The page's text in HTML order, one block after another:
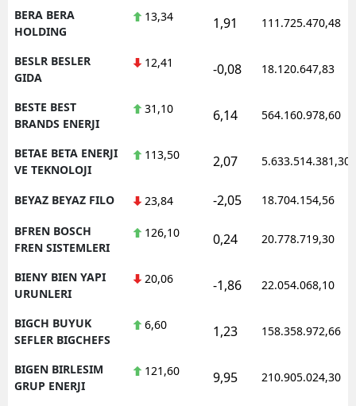
BERA BERA
HOLDING
13,34 1,91 111.725.470,48
BESLR BESLER
GIDA
12,41 -0,08 18.120.647,83
BESTE BEST
BRANDS ENERJI
31,10 6,14 564.160.978,60
BETAE BETA ENERJI
VE TEKNOLOJI
113,50 2,07 5.633.514.381,30
BEYAZ BEYAZ FILO 23,84 -2,05 18.704.154,56
BFREN BOSCH
FREN SISTEMLERI
126,10 0,24 20.778.719,30
BIENY BIEN YAPI
URUNLERI
20,06 -1,86 22.054.068,10
BIGCH BUYUK
SEFLER BIGCHEFS
6,60 1,23 158.358.972,66
BIGEN BIRLESIM
GRUP ENERJI
121,60 9,95 210.905.024,30